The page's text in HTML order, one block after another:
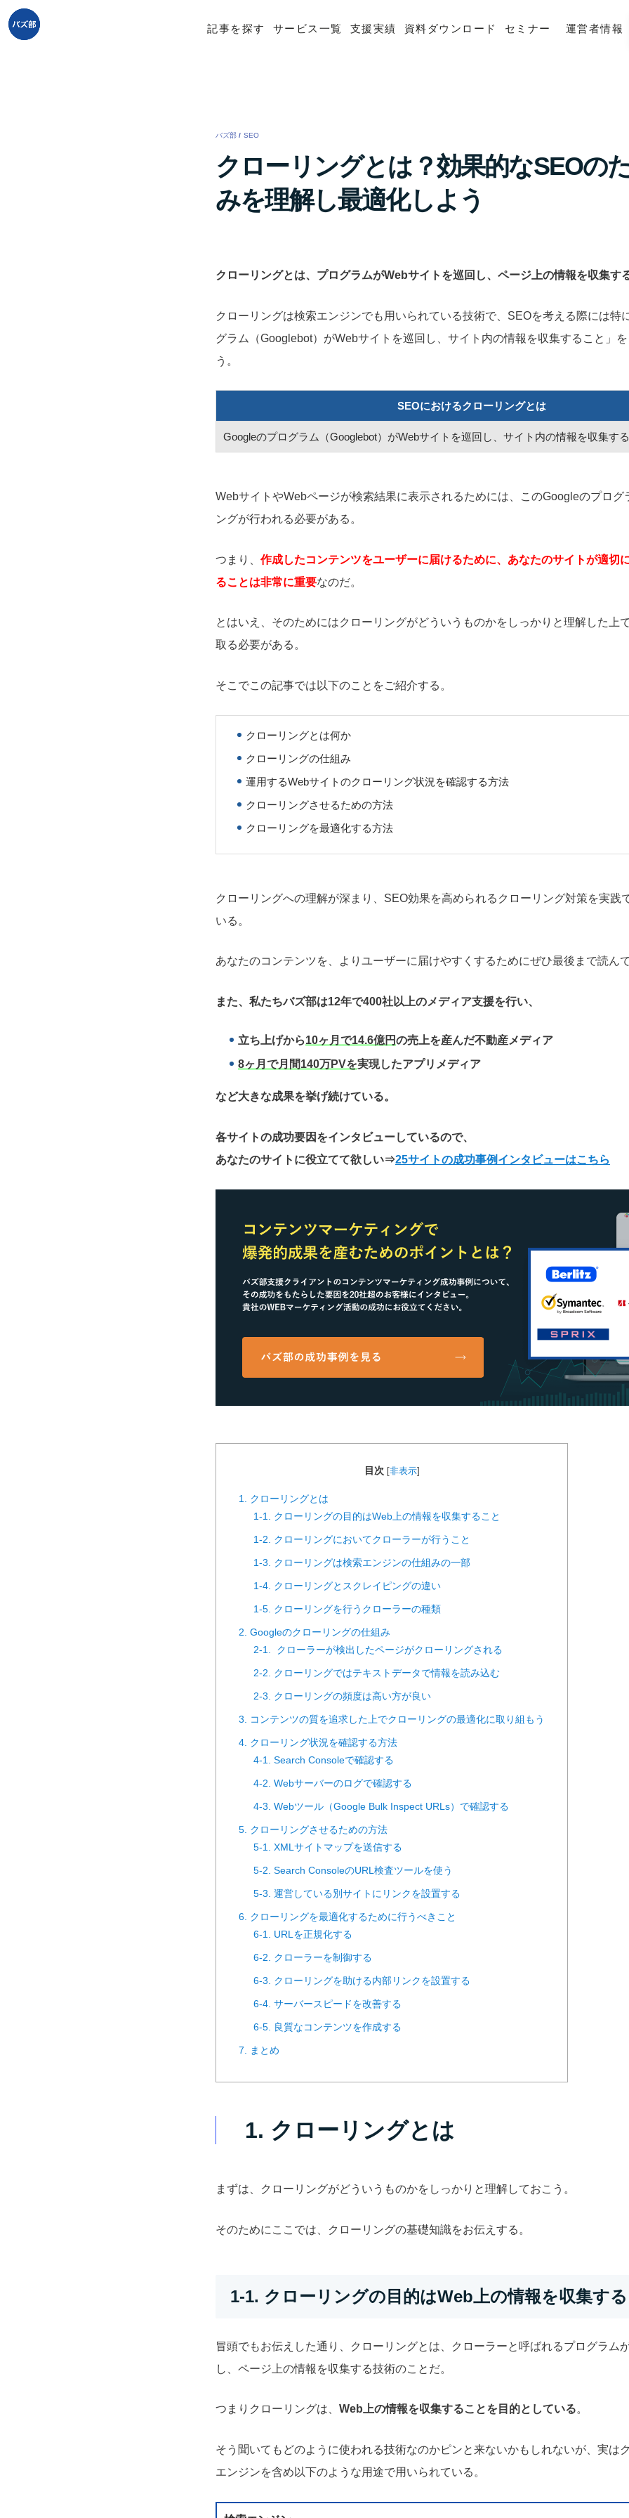
記事を探す サービス一覧 支援実績 資料ダウンロード セミナー 運営者情報
バズ部 / SEO
クローリングとは？効果的なSEOの
みを理解し最適化しよう
クローリングとは、プログラムがWebサイトを巡回し、ページ上の情報を収集す
クローリングは検索エンジンでも用いられている技術で、SEOを考える際には特
グラム（Googlebot）がWebサイトを巡回し、サイト内の情報を収集すること」
う。
SEOにおけるクローリングとは
Googleのプログラム（Googlebot）がWebサイトを巡回し、サイト内の情報を収集す
WebサイトやWebページが検索結果に表示されるためには、このGoogleのプログ
ングが行われる必要がある。
つまり、 作成したコンテンツをユーザーに届けるために、あなたのサイトが適切
ることは非常に重要なのだ。
とはいえ、そのためにはクローリングがどういうものかをしっかりと理解した上
取る必要がある。
そこでこの記事では以下のことをご紹介する。
クローリングとは何か
クローリングの仕組み
運用するWebサイトのクローリング状況を確認する方法
クローリングさせるための方法
クローリングを最適化する方法
クローリングへの理解が深まり、SEO効果を高められるクローリング対策を実践
いる。
あなたのコンテンツを、よりユーザーに届けやすくするためにぜひ最後まで読ん
また、私たちバズ部は12年で400社以上のメディア支援を行い、
立ち上げから10ヶ月で14.6億円の売上を産んだ不動産メディア
8ヶ月で月間140万PVを実現したアプリメディア
など大きな成果を挙げ続けている。
各サイトの成功要因をインタビューしているので、
あなたのサイトに役立てて欲しい⇒25サイトの成功事例インタビューはこちら
目次 非表示]
1. クローリングとは
1-1. クローリングの目的はWeb上の情報を収集すること
1-2. クローリングにおいてクローラーが行うこと
1-3. クローリングは検索エンジンの仕組みの一部
1-4. クローリングとスクレイピングの違い
1-5. クローリングを行うクローラーの種類
2. Googleのクローリングの仕組み
2-1. クローラーが検出したページがクローリングされる
2-2. クローリングではテキストデータで情報を読み込む
2-3. クローリングの頻度は高い方が良い
3. コンテンツの質を追求した上でクローリングの最適化に取り組もう
4. クローリング状況を確認する方法
4-1. Search Consoleで確認する
4-2. Webサーバーのログで確認する
4-3. Webツール（Google Bulk Inspect URLs）で確認する
5. クローリングさせるための方法
5-1. XMLサイトマップを送信する
5-2. Search ConsoleのURL検査ツールを使う
5-3. 運営している別サイトにリンクを設置する
6. クローリングを最適化するために行うべきこと
6-1. URLを正規化する
6-2. クローラーを制御する
6-3. クローリングを助ける内部リンクを設置する
6-4. サーバースピードを改善する
6-5. 良質なコンテンツを作成する
7. まとめ
1. クローリングとは
まずは、クローリングがどういうものかをしっかりと理解しておこう。
そのためにここでは、クローリングの基礎知識をお伝えする。
1-1. クローリングの目的はWeb上の情報を収集する
冒頭でもお伝えした通り、クローリングとは、クローラーと呼ばれるプログラム
し、ページ上の情報を収集する技術のことだ。
つまりクローリングは、 Web上の情報を収集することを目的としている。
そう聞いてもどのように使われる技術なのかピンと来ないかもしれないが、実は
エンジンを含め以下のような用途で用いられている。